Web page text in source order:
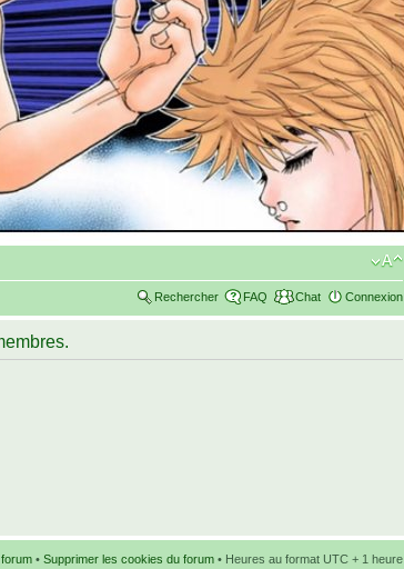
Rechercher FAQ Chat Connexion
forum • Supprimer les cookies du forum • Heures au format UTC + 1 heure